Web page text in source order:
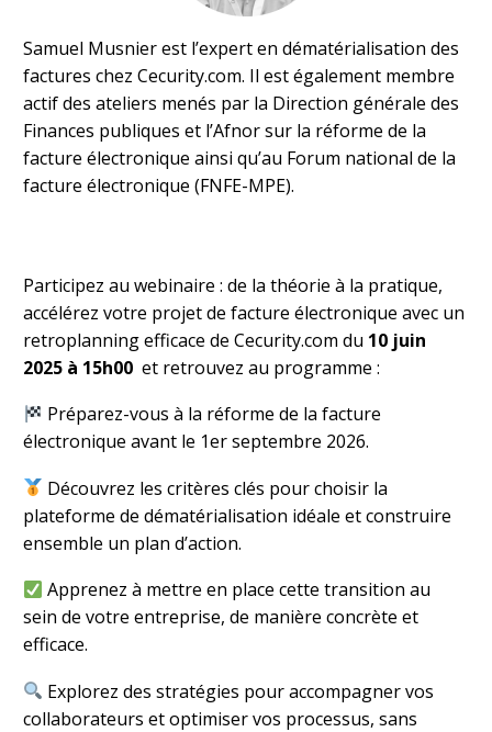
Samuel Musnier est l’expert en dématérialisation des
factures chez Cecurity.com. Il est également membre
actif des ateliers menés par la Direction générale des
Finances publiques et l’Afnor sur la réforme de la
facture électronique ainsi qu’au Forum national de la
facture électronique (FNFE-MPE).
Participez au webinaire : de la théorie à la pratique,
accélérez votre projet de facture électronique avec un
retroplanning efficace de Cecurity.com du 10 juin
2025 à 15h00 et retrouvez au programme :
Préparez-vous à la réforme de la facture
électronique avant le 1er septembre 2026.
Découvrez les critères clés pour choisir la
plateforme de dématérialisation idéale et construire
ensemble un plan d’action.
Apprenez à mettre en place cette transition au
sein de votre entreprise, de manière concrète et
efficace.
Explorez des stratégies pour accompagner vos
collaborateurs et optimiser vos processus, sans